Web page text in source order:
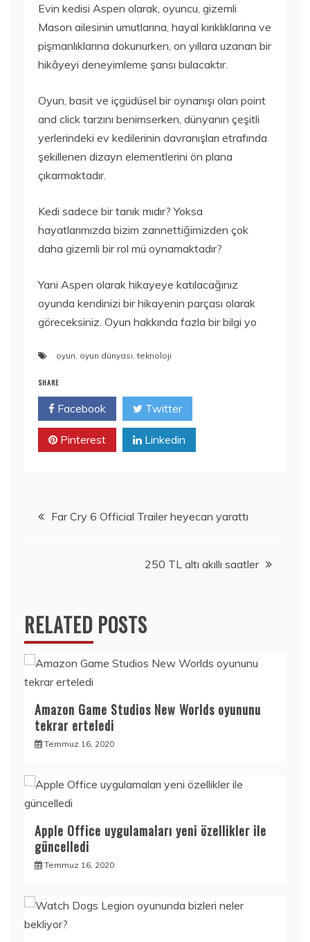
Evin kedisi Aspen olarak, oyuncu, gizemli
Mason ailesinin umutlarına, hayal kırıklıklarına ve
pişmanlıklarına dokunurken, on yıllara uzanan bir
hikâyeyi deneyimleme şansı bulacaktır.
Oyun, basit ve içgüdüsel bir oynanışı olan point
and click tarzını benimserken, dünyanın çeşitli
yerlerindeki ev kedilerinin davranışları etrafında
şekillenen dizayn elementlerini ön plana
çıkarmaktadır.
Kedi sadece bir tanık mıdır? Yoksa
hayatlarımızda bizim zannettiğimizden çok
daha gizemli bir rol mü oynamaktadır?
Yani Aspen olarak hikayeye katılacağınız
oyunda kendinizi bir hikayenin parçası olarak
göreceksiniz. Oyun hakkında fazla bir bilgi yo
oyun, oyun dünyası,teknoloji
SHARE
Facebook Twitter
Pinterest Linkedin
YazıFar Cry 6 Official Trailer heyecan yarattı
250 TL altı akıllı saatler
RELATED POSTS
Amazon Game Studios New Worlds oyununu
tekrar erteledi
Temmuz 16, 2020
Apple Office uygulamaları yeni özellikler ile
güncelledi
Temmuz 16, 2020